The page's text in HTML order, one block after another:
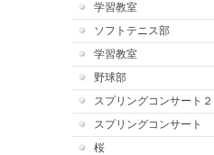
学習教室
ソフトテニス部
学習教室
野球部
スプリングコンサート２
スプリングコンサート
桜